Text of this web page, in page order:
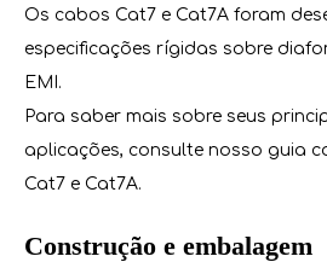
Os cabos Cat7 e Cat7A foram
especificações rígidas sobre
EMI.
Para saber mais sobre seus
aplicações, consulte nosso guia
Cat7 e Cat7A.
Construção e embalagem